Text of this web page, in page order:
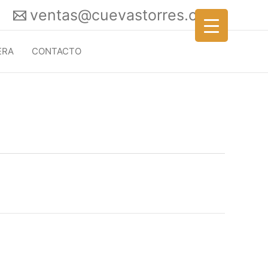
ventas@cuevastorres.com
CONTACTO